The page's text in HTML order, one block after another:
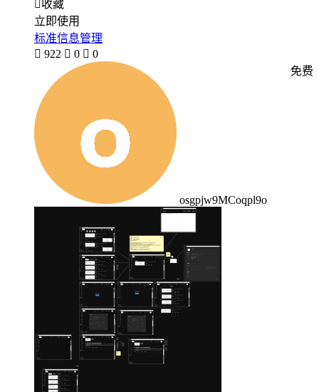
收藏
立即使用
标准信息管理
 922  0  0
osgpjw9MCoqpl9o
免费